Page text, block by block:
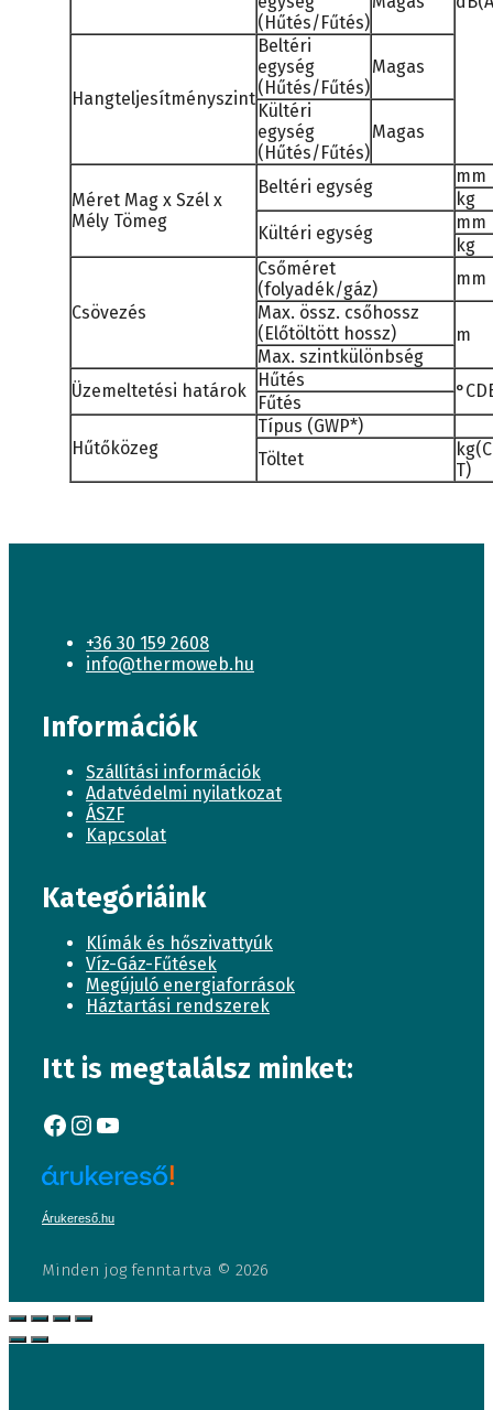
(Hűtés/Fűtés)
Hangteljesítményszint
Beltéri
egység
(Hűtés/Fűtés)
Magas
Kültéri
egység
(Hűtés/Fűtés)
Magas
Méret Mag x Szél x
Mély Tömeg
Beltéri egység
mm
kg
Kültéri egység
mm
kg
Csövezés
Csőméret
(folyadék/gáz)
mm
Max. össz. csőhossz
(Előtöltött hossz)
m
Max. szintkülönbség
Üzemeltetési határok
Hűtés
Fűtés
Hűtőközeg
Típus (GWP*)
Töltet
T)
+36 30 159 2608
info@thermoweb.hu
Információk
Szállítási információk
Adatvédelmi nyilatkozat
ÁSZF
Kapcsolat
Kategóriáink
Klímák és hőszivattyúk
Víz-Gáz-Fűtések
Megújuló energiaforrások
Háztartási rendszerek
Itt is megtalálsz minket:
Facebook
Instagram
YouTube
Árukereső.hu
Minden jog fenntartva © 2026